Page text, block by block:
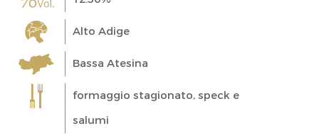
Alto Adige
Bassa Atesina
formaggio stagionato, speck e
salumi